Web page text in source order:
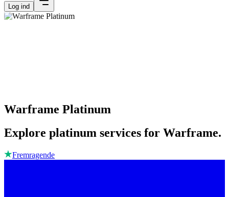
Log ind
Warframe Platinum
Explore platinum services for Warframe.
Fremragende